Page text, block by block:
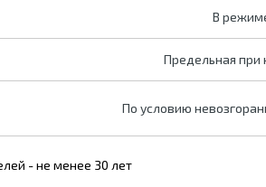
В
Предельная при
По условию
- не менее 30 лет